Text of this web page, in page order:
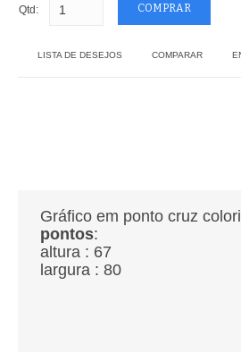
Qtd:
LISTA DE DESEJOS COMPARAR
Gráfico em ponto cruz
pontos:
altura : 67
largura : 80